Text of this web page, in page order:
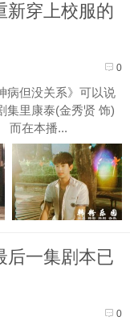
新穿上校服的
0
但没关系》可以说
集里康泰(金秀贤 饰)
而在本播...
后一集剧本已
0